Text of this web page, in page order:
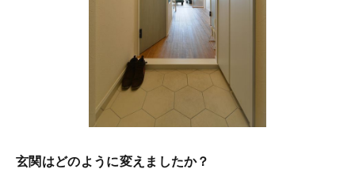
玄関はどのように変えましたか？